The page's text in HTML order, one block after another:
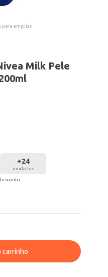
para ampliar.
Milk Pele
+24
unidades
carrinho